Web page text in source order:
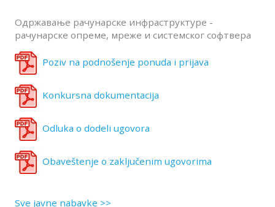
Одржавање рачунарске инфраструктуре -
рачунарске опреме, мреже и системског софтвера
Poziv na podnošenje ponuda i prijava
Konkursna dokumentacija
Odluka o dodeli ugovora
Obaveštenje o zaključenim ugovorima
Sve javne nabavke >>